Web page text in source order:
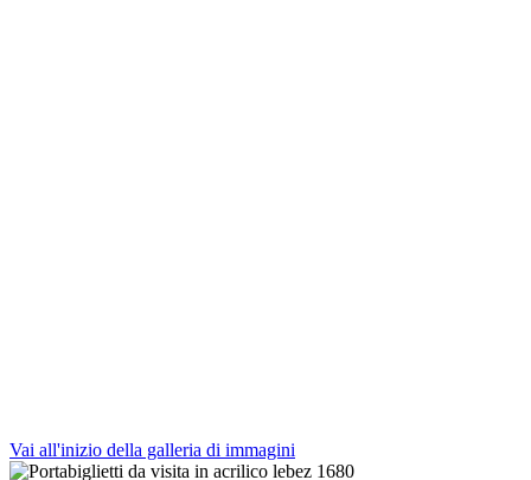
Vai all'inizio della galleria di immagini